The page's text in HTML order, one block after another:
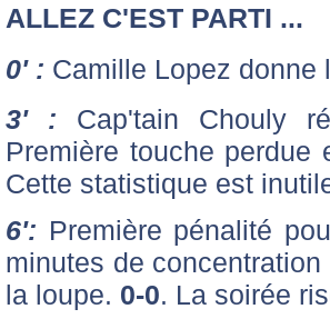
ALLEZ C'EST PARTI ...
0' : Camille Lopez donne
3' : Cap'tain Chouly
Première touche
Cette statistique est
6': Première pénalité
minutes de
la loupe. 0-0. La soirée